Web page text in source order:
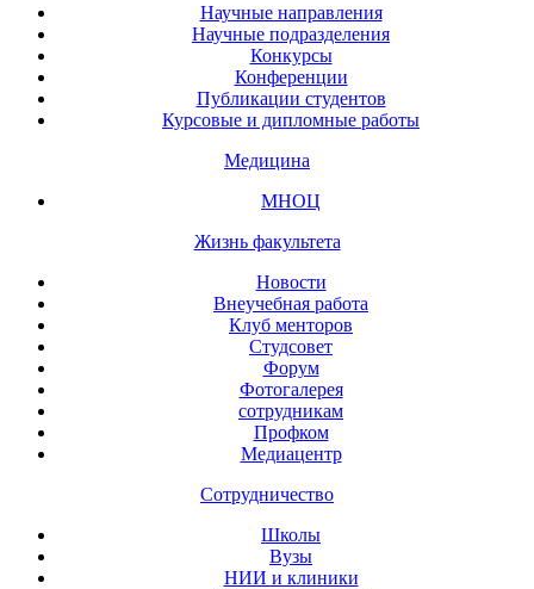
Научные направления
Научные подразделения
Конкурсы
Конференции
Публикации студентов
Курсовые и дипломные работы
Медицина
МНОЦ
Жизнь факультета
Новости
Внеучебная работа
Клуб менторов
Студсовет
Форум
Фотогалерея
сотрудникам
Профком
Медиацентр
Сотрудничество
Школы
Вузы
НИИ и клиники